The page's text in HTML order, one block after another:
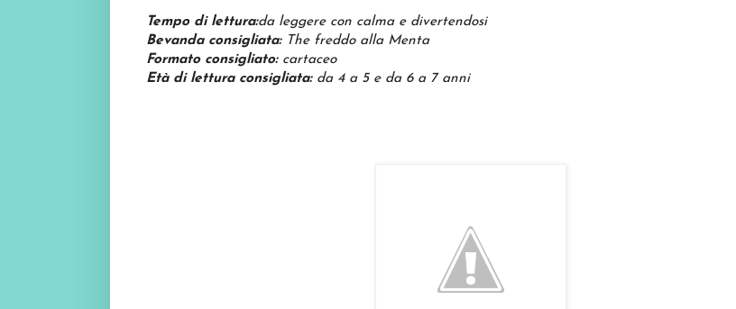
Tempo di lettura:da leggere con calma e divertendosi
Bevanda consigliata: The freddo alla Menta
Formato consigliato: cartaceo
Età di lettura consigliata:da 4 a 5 e da 6 a 7 anni